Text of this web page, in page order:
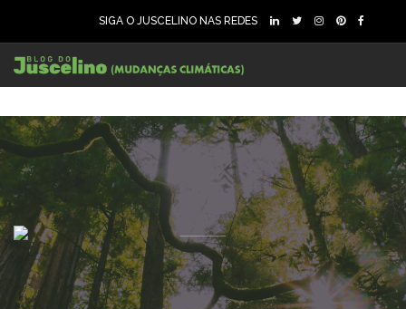
SIGA O JUSCELINO NAS REDES